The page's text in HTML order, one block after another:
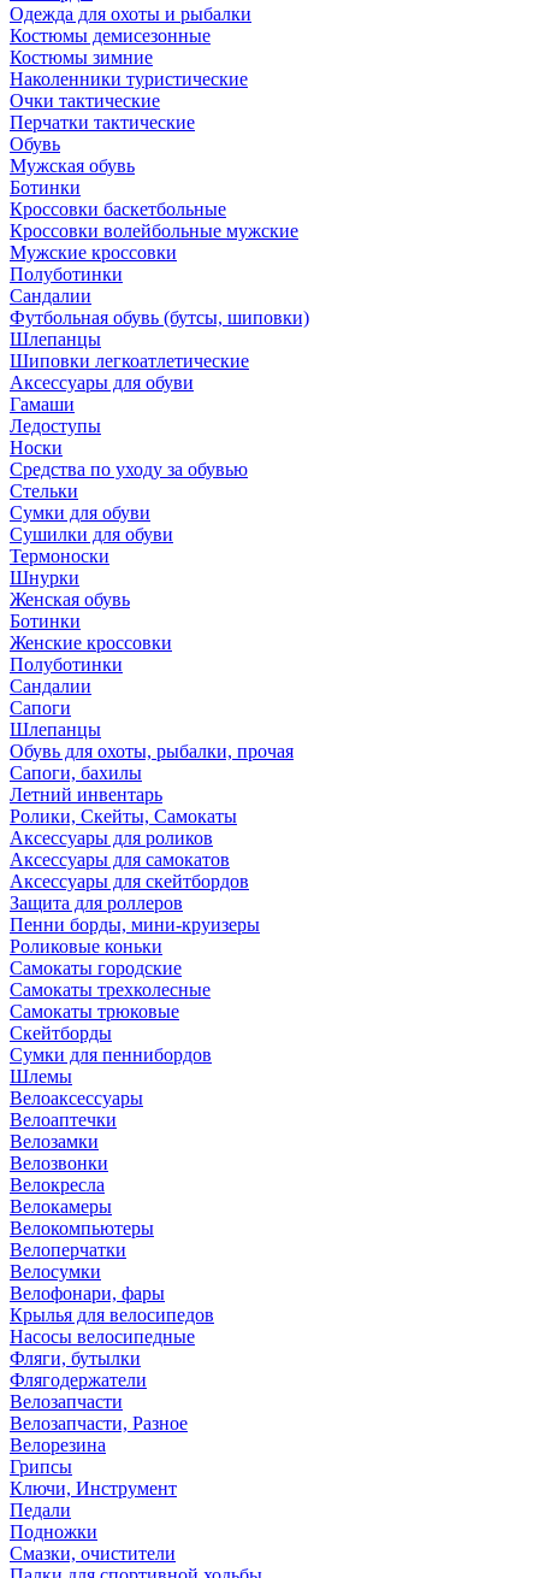
Одежда для охоты и рыбалки
Костюмы демисезонные
Костюмы зимние
Наколенники туристические
Очки тактические
Перчатки тактические
Обувь
Мужская обувь
Ботинки
Кроссовки баскетбольные
Кроссовки волейбольные мужские
Мужские кроссовки
Полуботинки
Сандалии
Футбольная обувь (бутсы, шиповки)
Шлепанцы
Шиповки легкоатлетические
Аксессуары для обуви
Гамаши
Ледоступы
Носки
Средства по уходу за обувью
Стельки
Сумки для обуви
Сушилки для обуви
Термоноски
Шнурки
Женская обувь
Ботинки
Женские кроссовки
Полуботинки
Сандалии
Сапоги
Шлепанцы
Обувь для охоты, рыбалки, прочая
Сапоги, бахилы
Летний инвентарь
Ролики, Скейты, Самокаты
Аксессуары для роликов
Аксессуары для самокатов
Аксессуары для скейтбордов
Защита для роллеров
Пенни борды, мини-круизеры
Роликовые коньки
Самокаты городские
Самокаты трехколесные
Самокаты трюковые
Скейтборды
Сумки для пеннибордов
Шлемы
Велоаксессуары
Велоаптечки
Велозамки
Велозвонки
Велокресла
Велокамеры
Велокомпьютеры
Велоперчатки
Велосумки
Велофонари, фары
Крылья для велосипедов
Насосы велосипедные
Фляги, бутылки
Флягодержатели
Велозапчасти
Велозапчасти, Разное
Велорезина
Грипсы
Ключи, Инструмент
Педали
Подножки
Смазки, очистители